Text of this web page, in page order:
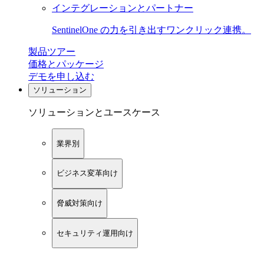
インテグレーションとパートナー
SentinelOne の力を引き出すワンクリック連携。
製品ツアー
価格とパッケージ
デモを申し込む
ソリューション
ソリューションとユースケース
業界別
ビジネス変革向け
脅威対策向け
セキュリティ運用向け